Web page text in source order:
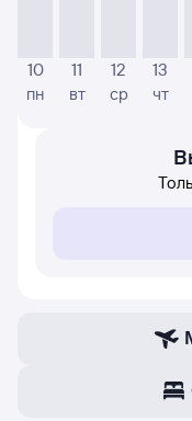
Если никто не
Алжир — Москва, то
частично или
10
пн
11
вт
12
ср
13
чт